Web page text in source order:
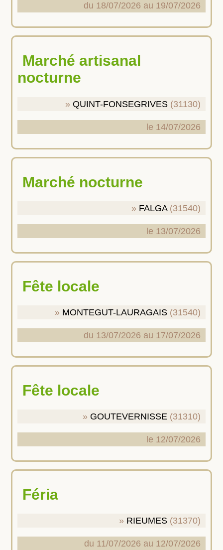
du 18/07/2026 au 19/07/2026
Marché artisanal
nocturne
QUINT-FONSEGRIVES (31130)
le 14/07/2026
Marché nocturne
FALGA(31540)
le 13/07/2026
Fête locale
MONTEGUT-LAURAGAIS (31540)
du 13/07/2026 au 17/07/2026
Fête locale
GOUTEVERNISSE (31310)
le 12/07/2026
Féria
RIEUMES (31370)
du 11/07/2026 au 12/07/2026